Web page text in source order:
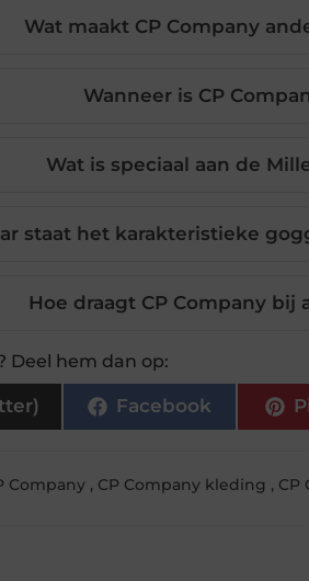
Wat maakt CP Company
Wanneer is CP
Wat is speciaal aan de
staat het karakteristieke
Hoe draagt CP Company
Deel hem dan op:
Facebook
Company , CP Company kleding , CP